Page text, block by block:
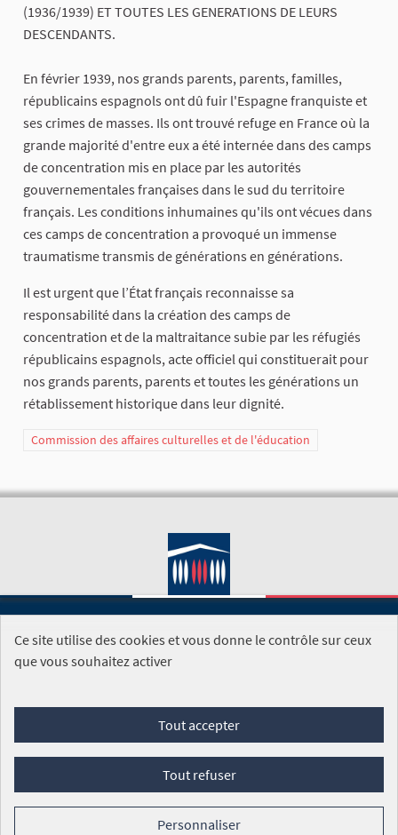
(1936/1939) ET TOUTES LES GENERATIONS DE LEURS
DESCENDANTS.
En février 1939, nos grands parents, parents, familles,
républicains espagnols ont dû fuir l'Espagne franquiste et
ses crimes de masses. Ils ont trouvé refuge en France où la
grande majorité d'entre eux a été internée dans des camps
de concentration mis en place par les autorités
gouvernementales françaises dans le sud du territoire
français. Les conditions inhumaines qu'ils ont vécues dans
ces camps de concentration a provoqué un immense
traumatisme transmis de générations en générations.
Il est urgent que l’État français reconnaisse sa
responsabilité dans la création des camps de
concentration et de la maltraitance subie par les réfugiés
républicains espagnols, acte officiel qui constituerait pour
nos grands parents, parents et toutes les générations un
rétablissement historique dans leur dignité.
Commission des affaires culturelles et de l'éducation
SITE DE L'ASSEMBLÉE NATIONALE
Foire aux questions
Conditions générales d'utilisation (CGU)
Mentions légales
Cookies
Ce site utilise des cookies et vous donne le contrôle sur ceux
que vous souhaitez activer
Tout accepter
Tout refuser
Personnaliser